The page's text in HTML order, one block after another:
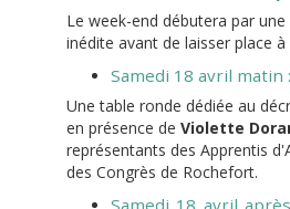
Le week-end débutera par
inédite avant de laisser place
Samedi 18 avril matin
Une table ronde dédiée au
en présence de Violette
représentants des Apprentis
des Congrès de Rochefort.
Samedi 18 avril